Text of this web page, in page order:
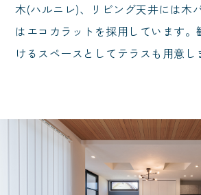
木(ハルニレ)、リビング天井には木
はエコカラットを採用しています
けるスペースとしてテラスも用意し